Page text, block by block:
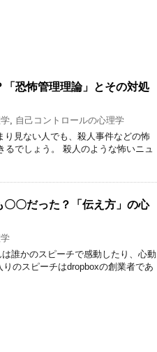
恐怖管理理論」とその対処
, 自己コントロールの心理学
見ない人でも、殺人事件などの怖
るでしょう。 殺人のような怖いニュ
〇だった？「伝え方」の心
誰かのスピーチで感動したり、心動
のスピーチはdropboxの創業者であ